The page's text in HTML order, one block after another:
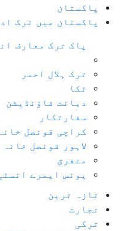
پاکستان
پاکستان میں ترک
پاک ترک معارف
ترک ہلال احمر
ٹکا
دیانت فاؤنڈیشن
سفارتکار
کراچی قونصل خانہ
لاہور قونصل خانہ
متفرق
یونس ایمرے
تازہ ترین
تجارت
ترکی